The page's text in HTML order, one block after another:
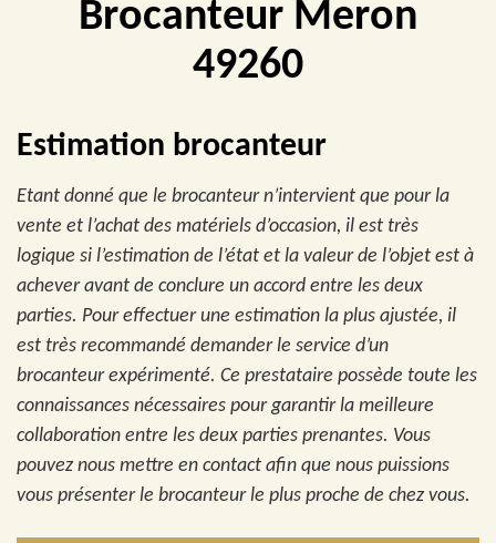
Brocanteur Meron
49260
Estimation brocanteur
Etant donné que le brocanteur n’intervient que pour la
vente et l’achat des matériels d’occasion, il est très
logique si l’estimation de l’état et la valeur de l’objet est à
achever avant de conclure un accord entre les deux
parties. Pour effectuer une estimation la plus ajustée, il
est très recommandé demander le service d’un
brocanteur expérimenté. Ce prestataire possède toute les
connaissances nécessaires pour garantir la meilleure
collaboration entre les deux parties prenantes. Vous
pouvez nous mettre en contact afin que nous puissions
vous présenter le brocanteur le plus proche de chez vous.